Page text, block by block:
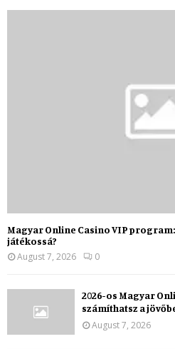
Magyar Online Casino VIP
játékossá?
August 7, 2026
0
2026-os Magyar
számíthatsz a
August 7, 2026